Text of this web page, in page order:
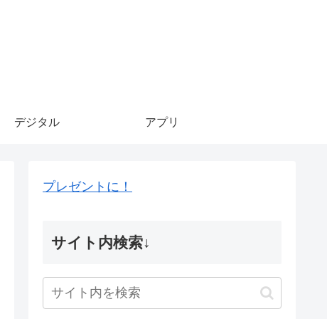
デジタル アプリ
プレゼントに！
サイト内検索↓